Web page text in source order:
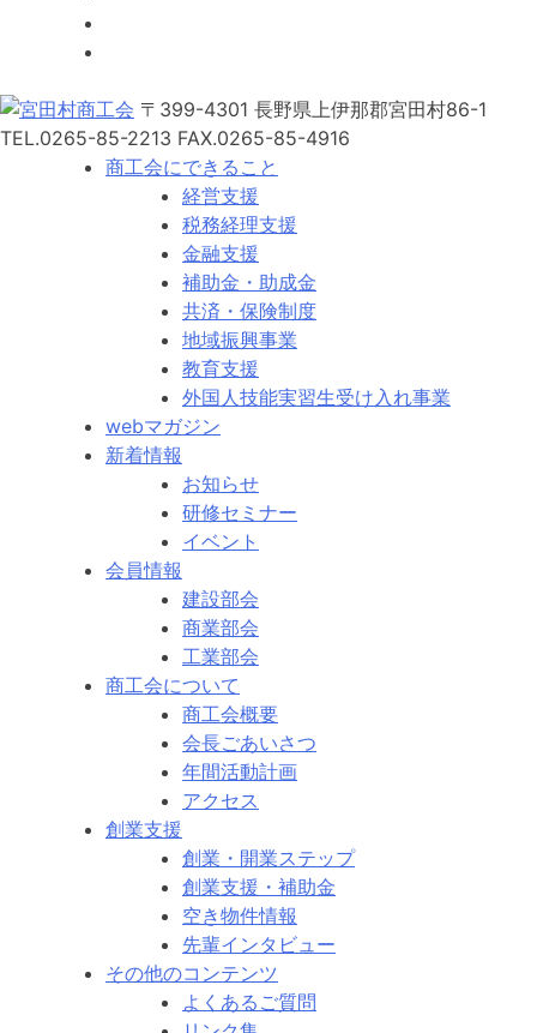
〒399-4301 長野県上伊那郡宮田村86-1
TEL.0265-85-2213 FAX.0265-85-4916
商工会にできること
経営支援
税務経理支援
金融支援
補助金・助成金
共済・保険制度
地域振興事業
教育支援
外国人技能実習生受け入れ事業
webマガジン
新着情報
お知らせ
研修セミナー
イベント
会員情報
建設部会
商業部会
工業部会
商工会について
商工会概要
会長ごあいさつ
年間活動計画
アクセス
創業支援
創業・開業ステップ
創業支援・補助金
空き物件情報
先輩インタビュー
その他のコンテンツ
よくあるご質問